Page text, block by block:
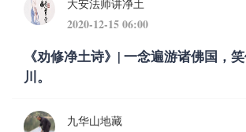
大安法师讲净土
2020-12-15 06:00
《劝修净土诗》| 一念遍游诸佛国，
川。
九华山地藏